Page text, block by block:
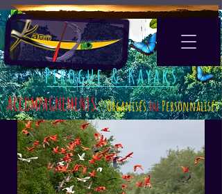
ACCOMPAGNEMENTS :OrganisésouPersonnalisés
Pirogue & Kayaks